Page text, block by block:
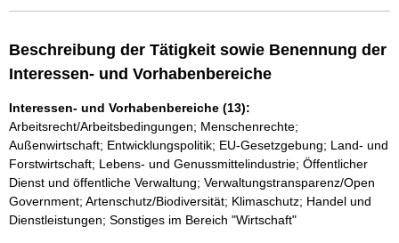
Beschreibung der Tätigkeit sowie Benennung der
Interessen- und Vorhabenbereiche
Interessen- und Vorhabenbereiche (13):
Arbeitsrecht/Arbeitsbedingungen; Menschenrechte;
Außenwirtschaft; Entwicklungspolitik; EU-Gesetzgebung; Land- und
Forstwirtschaft; Lebens- und Genussmittelindustrie; Öffentlicher
Dienst und öffentliche Verwaltung; Verwaltungstransparenz/Open
Government; Artenschutz/Biodiversität; Klimaschutz; Handel und
Dienstleistungen; Sonstiges im Bereich "Wirtschaft"